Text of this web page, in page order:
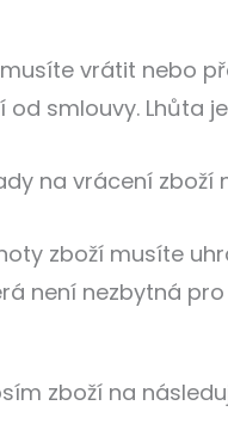
vrátit nebo
od smlouvy. Lhůta
na vrácení zboží
zboží musíte
není nezbytná
zboží na